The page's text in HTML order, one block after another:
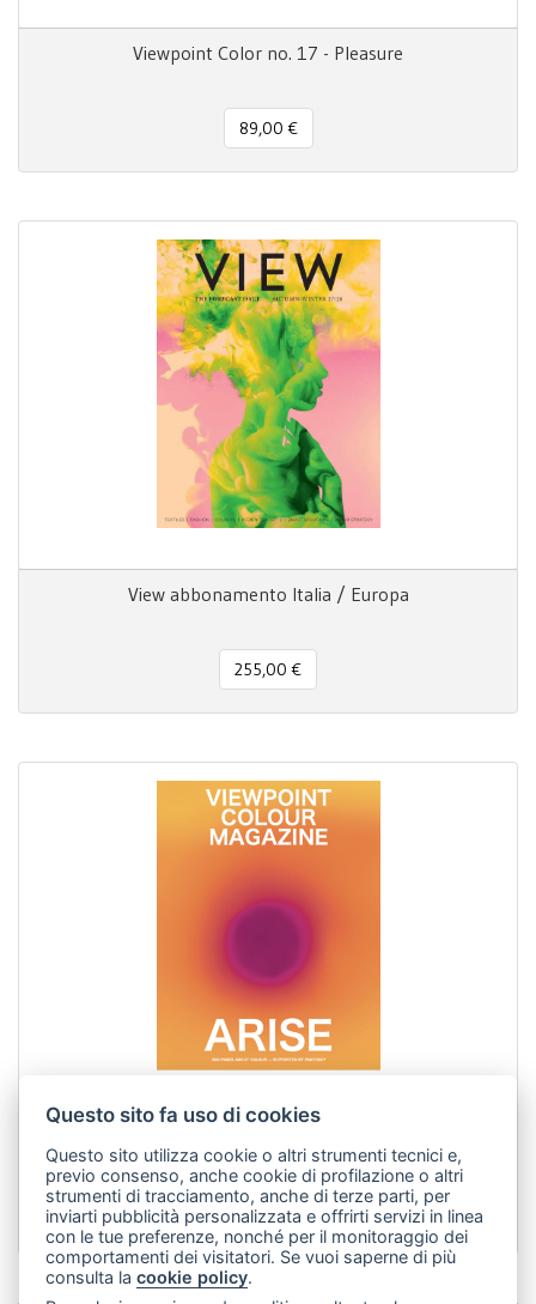
Viewpoint Color no. 17 - Pleasure
89,00 €
View abbonamento Italia / Europa
255,00 €
175,00 €
Questo sito fa uso di cookies
Questo sito utilizza cookie o altri strumenti tecnici e,
previo consenso, anche cookie di profilazione o altri
strumenti di tracciamento, anche di terze parti, per
inviarti pubblicità personalizzata e offrirti servizi in linea
con le tue preferenze, nonché per il monitoraggio dei
comportamenti dei visitatori. Se vuoi saperne di più
consulta lacookie policy.